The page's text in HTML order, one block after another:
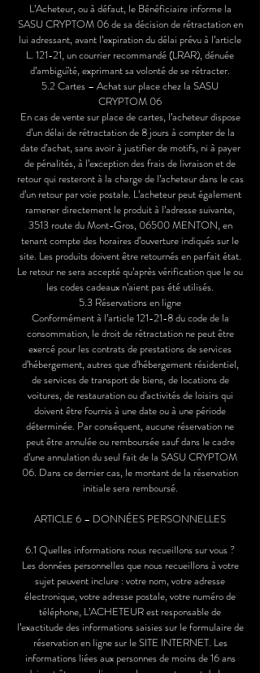
L’Acheteur, ou à défaut, le Bénéficiaire informe la
SASU CRYPTOM 06 de sa décision de rétractation en
lui adressant, avant l’expiration du délai prévu à l’article
L. 121-21, un courrier recommandé (LRAR), dénuée
d’ambiguïté, exprimant sa volonté de se rétracter.
5.2 Cartes – Achat sur place chez la SASU
CRYPTOM 06
En cas de vente sur place de cartes, l’acheteur dispose
d’un délai de rétractation de 8 jours à compter de la
date d’achat, sans avoir à justifier de motifs, ni à payer
de pénalités, à l’exception des frais de livraison et de
retour qui resteront à la charge de l’acheteur dans le cas
d’un retour par voie postale. L’acheteur peut également
ramener directement le produit à l’adresse suivante,
3513 route du Mont-Gros, 06500 MENTON, en
tenant compte des horaires d’ouverture indiqués sur le
site. Les produits doivent être retournés en parfait état.
Le retour ne sera accepté qu’après vérification que le ou
les codes cadeaux n’aient pas été utilisés.
5.3 Réservations en ligne
Conformément à l’article 121-21-8 du code de la
consommation, le droit de rétractation ne peut être
exercé pour les contrats de prestations de services
d’hébergement, autres que d’hébergement résidentiel,
de services de transport de biens, de locations de
voitures, de restauration ou d’activités de loisirs qui
doivent être fournis à une date ou à une période
déterminée. Par conséquent, aucune réservation ne
peut être annulée ou remboursée sauf dans le cadre
d’une annulation du seul fait de la SASU CRYPTOM
06. Dans ce dernier cas, le montant de la réservation
initiale sera remboursé.
ARTICLE 6 – DONNÉES PERSONNELLES
6.1 Quelles informations nous recueillons sur vous ?
Les données personnelles que nous recueillons à votre
sujet peuvent inclure : votre nom, votre adresse
électronique, votre adresse postale, votre numéro de
téléphone, L’ACHETEUR est responsable de
l’exactitude des informations saisies sur le formulaire de
réservation en ligne sur le SITE INTERNET. Les
informations liées aux personnes de moins de 16 ans